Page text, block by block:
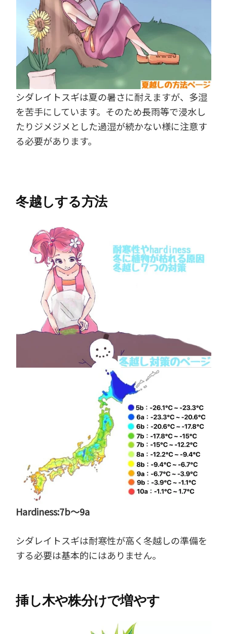
シダレイトスギは夏の暑さに耐えますが、多湿
を苦手にしています。そのため長雨等で浸水し
たりジメジメとした過湿が続かない様に注意す
る必要があります。
冬越しする方法
Hardiness:7b～9a
シダレイトスギは耐寒性が高く冬越しの準備を
する必要は基本的にはありません。
挿し木や株分けで増やす